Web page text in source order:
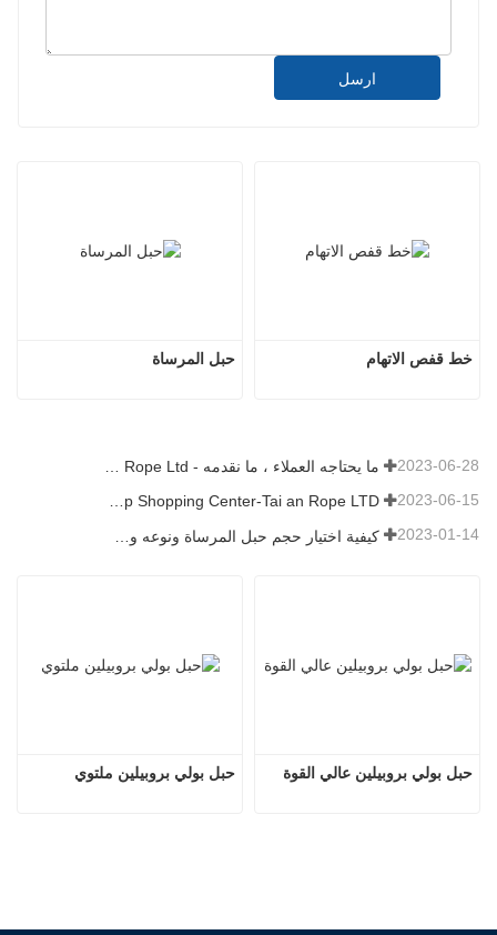
ارسل
حبل المرساة خط قفص الاتهام
2023-06-28
Rope Factory-One Stop Shopping Center-Tai an Rope LTD 2023-06-15
2023-01-14
حبل بولي بروبيلين ملتوي حبل بولي بروبيلين عالي القوة